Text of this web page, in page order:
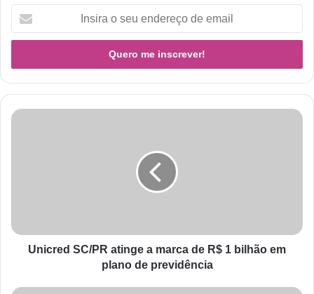
Unicred SC/PR atinge a marca de R$ 1 bilhão em
plano de previdência